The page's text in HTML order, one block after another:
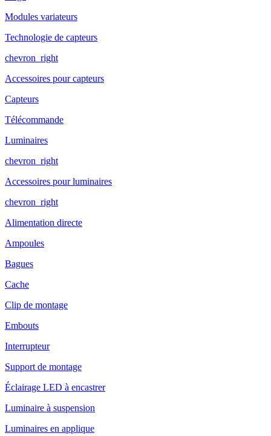
Modules variateurs
Technologie de capteurs
chevron_right
Accessoires pour capteurs
Capteurs
Télécommande
Luminaires
chevron_right
Accessoires pour luminaires
chevron_right
Alimentation directe
Ampoules
Bagues
Cache
Clip de montage
Embouts
Interrupteur
Support de montage
Éclairage LED à encastrer
Luminaire à suspension
Luminaires en applique